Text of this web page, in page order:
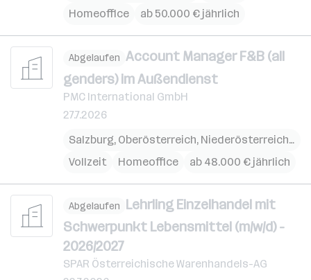
Homeoffice
ab 50.000 € jährlich
Abgelaufen Account Manager F&B (all
genders) im Außendienst
PMC International GmbH
27.7.2026
Salzburg, Oberösterreich, Niederösterreich,
Vollzeit
Homeoffice ab 48.000 € jährlich
Abgelaufen Lehrling Einzelhandel mit
Schwerpunkt Lebensmittel (m/w/d) -
2026/2027
SPAR Österreichische Warenhandels-AG